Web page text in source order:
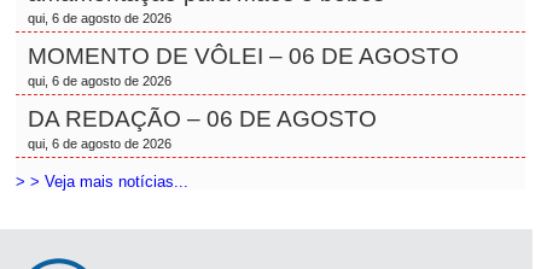
qui, 6 de agosto de 2026
MOMENTO DE VÔLEI – 06 DE AGOSTO
qui, 6 de agosto de 2026
DA REDAÇÃO – 06 DE AGOSTO
qui, 6 de agosto de 2026
> > Veja mais notícias...